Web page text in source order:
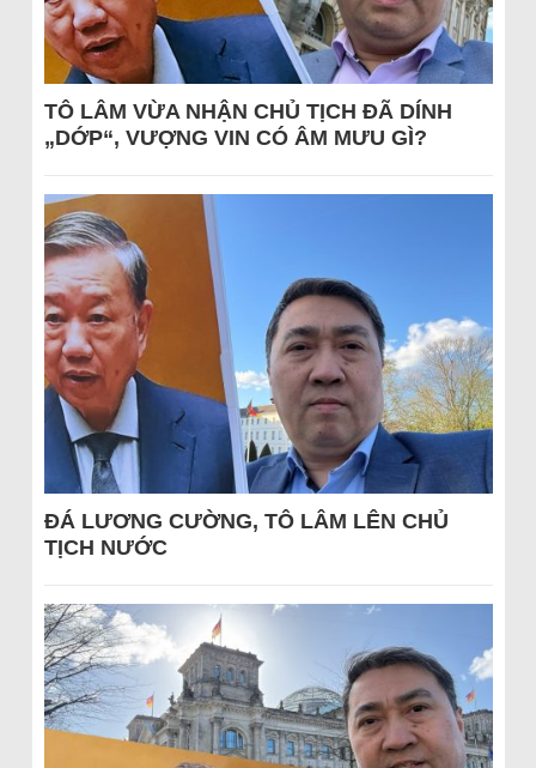
TÔ LÂM VỪA NHẬN CHỦ TỊCH ĐÃ DÍNH
„DỚP“, VƯỢNG VIN CÓ ÂM MƯU GÌ?
ĐÁ LƯƠNG CƯỜNG, TÔ LÂM LÊN CHỦ
TỊCH NƯỚC